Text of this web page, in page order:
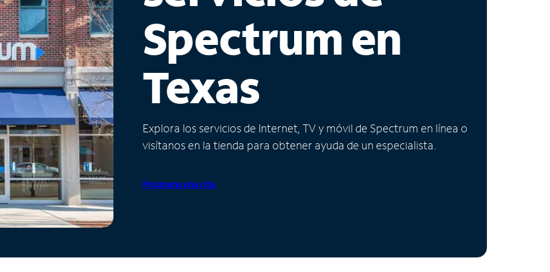
Spectrum en
Texas
Explora los servicios de Internet, TV y móvil de Spectrum en línea o
visítanos en la tienda para obtener ayuda de un especialista.
Programa una cita